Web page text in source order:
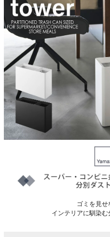
ゴミを見
インテリアに馴染